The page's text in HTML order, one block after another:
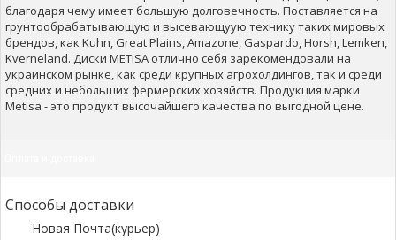
благодаря чему имеет большую долговечность. Поставляется на
грунтообрабатывающую и высевающуую технику таких мировых
брендов, как Kuhn, Great Plains, Amazone, Gaspardo, Horsh, Lemken,
Kverneland. Диски METISA отлично себя зарекомендовали на
украинском рынке, как среди крупных агрохолдингов, так и среди
средних и небольших фермерских хозяйств. Продукция марки
Metisa - это продукт высочайшего качества по выгодной цене.
Способы доставки
Новая Почта(курьер)